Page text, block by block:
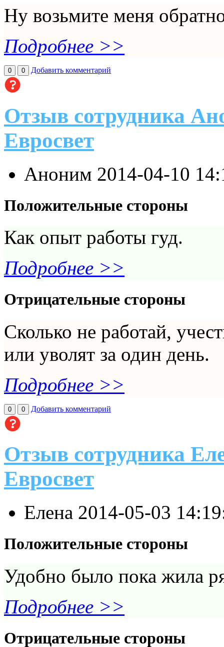
Ну возьмите меня
Подробнее >>
0 0 Добавить комментарий
Отзыв сотрудника
Евросвет
Аноним 2014-04-10
Положительные стороны
Как опыт работы гуд.
Подробнее >>
Отрицательные стороны
Сколько не работай,
или уволят за один день.
Подробнее >>
0 0 Добавить комментарий
Отзыв сотрудника
Евросвет
Елена 2014-05-03
Положительные стороны
Удобно было пока жила
Подробнее >>
Отрицательные стороны